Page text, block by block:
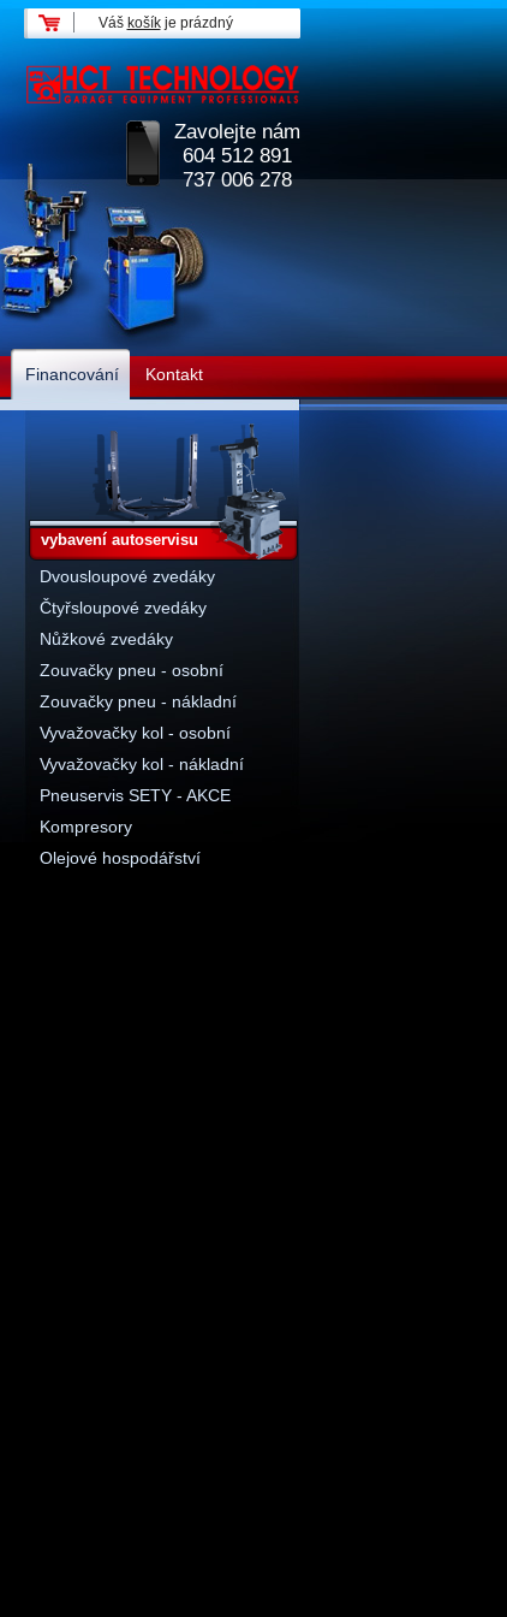
Financování Kontakt
Zavolejte nám
604 512 891
737 006 278
Váš košíkje prázdný
vybavení autoservisu
Dvousloupové zvedáky
Čtyřsloupové zvedáky
Nůžkové zvedáky
Zouvačky pneu - osobní
Zouvačky pneu - nákladní
Vyvažovačky kol - osobní
Vyvažovačky kol - nákladní
Pneuservis SETY - AKCE
Kompresory
Olejové hospodářství